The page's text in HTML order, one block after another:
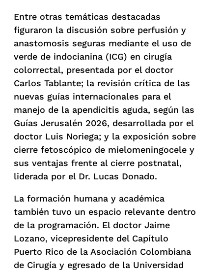
Entre otras temáticas destacadas
figuraron la discusión sobre perfusión y
anastomosis seguras mediante el uso de
verde de indocianina (ICG) en cirugía
colorrectal, presentada por el doctor
Carlos Tablante; la revisión crítica de las
nuevas guías internacionales para el
manejo de la apendicitis aguda, según las
Guías Jerusalén 2026, desarrollada por el
doctor Luis Noriega; y la exposición sobre
cierre fetoscópico de mielomeningocele y
sus ventajas frente al cierre postnatal,
liderada por el Dr. Lucas Donado.
La formación humana y académica
también tuvo un espacio relevante dentro
de la programación. El doctor Jaime
Lozano, vicepresidente del Capítulo
Puerto Rico de la Asociación Colombiana
de Cirugía y egresado de la Universidad